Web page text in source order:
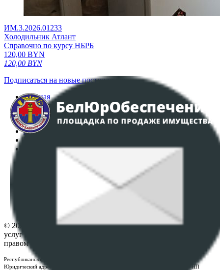
ИМ.3.2026.01233
Холодильник Атлант
Справочно по курсу НБРБ
120,00 BYN
120,00 BYN
Подписаться на новые поступления
Главная
Аукционы
Интернет-магазин
Регламент организации и проведения торгов
Политика в отношении обработки персональных
ПОЛОЖЕНИЕ О ПОЛИТИКЕ ОБРАБОТКИ COOKIE-
Настройки cookie-файлов
© 2026 Республиканское унитарное предприятие по оказанию
услуг "БелЮрОбеспечение" - Все права защищены авторским
правом
Республиканское унитарное предприятие по оказанию услуг "БелЮрОбеспечение"
Юридический адрес: г. Минск, пр-т. Дзержинского, 1Б, e-mail:
, УНП